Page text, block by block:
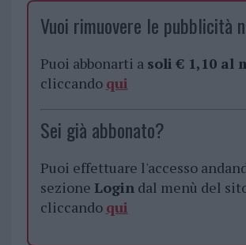
Vuoi rimuovere le pubblicità
Puoi abbonarti a soli € 1,10 al
cliccando qui
Sei già abbonato?
Puoi effettuare l'accesso
sezione Logindal menù del
cliccando qui